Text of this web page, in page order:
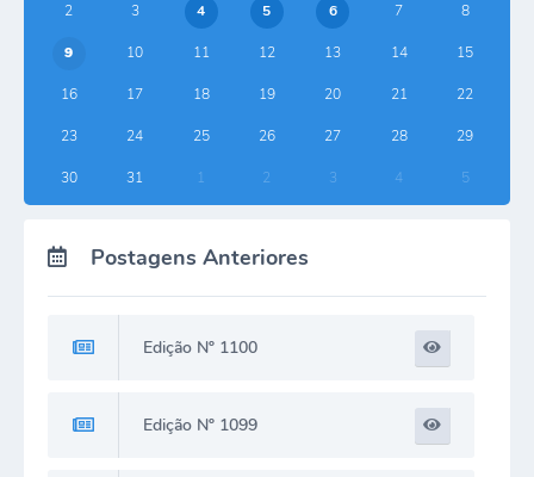
2 3 4 5 6 7 8
9 10 11 12 13 14 15
16 17 18 19 20 21 22
23 24 25 26 27 28 29
30 31 1 2 3 4 5
Postagens Anteriores
Edição Nº 1100
Edição Nº 1099